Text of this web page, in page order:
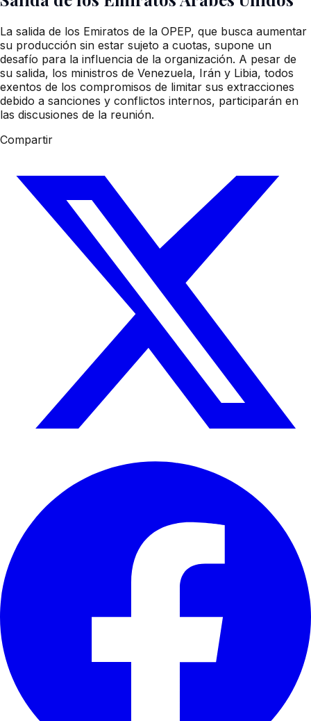
La salida de los Emiratos de la OPEP, que busca aumentar
su producción sin estar sujeto a cuotas, supone un
desafío para la influencia de la organización. A pesar de
su salida, los ministros de Venezuela, Irán y Libia, todos
exentos de los compromisos de limitar sus extracciones
debido a sanciones y conflictos internos, participarán en
las discusiones de la reunión.
Compartir